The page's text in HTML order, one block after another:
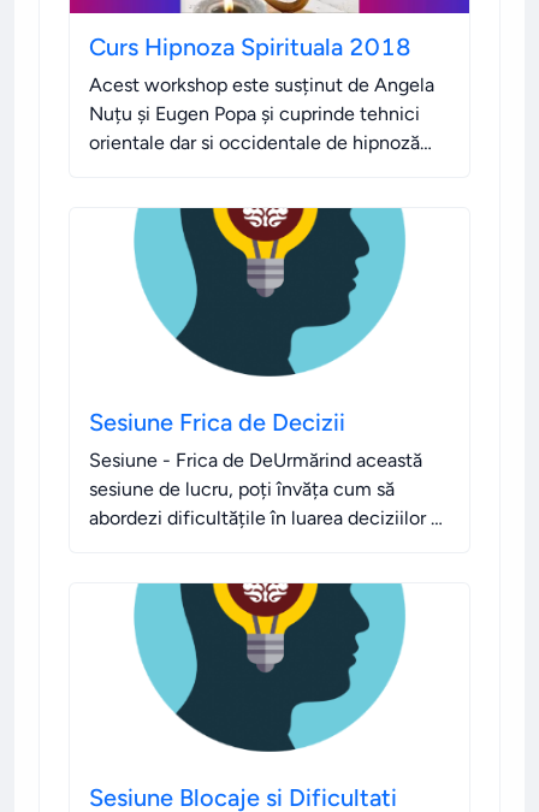
Curs Hipnoza Spirituala 2018
Acest workshop este susținut de Angela
Nuțu și Eugen Popa și cuprinde tehnici
orientale dar si occidentale de hipnoză
Sesiune Frica de Decizii
Sesiune - Frica de DeUrmărind această
sesiune de lucru, poți învăța cum să
abordezi dificultățile în luarea deciziilor și
Sesiune Blocaje si Dificultati